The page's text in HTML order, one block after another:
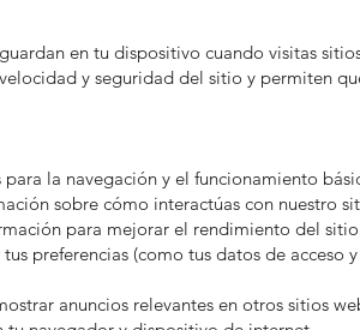
en tu dispositivo cuando visitas
y seguridad del sitio y permiten
para la navegación y el funcionamiento
sobre cómo interactúas con nuestro
para mejorar el rendimiento del
preferencias (como tus datos de acceso
anuncios relevantes en otros sitios